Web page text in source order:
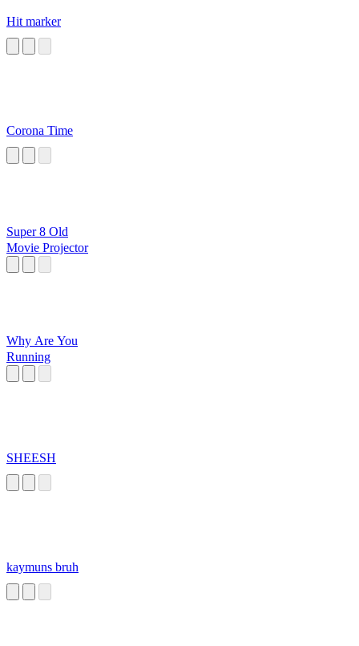
Hit marker
Corona Time
Super 8 Old
Movie Projector
Why Are You
Running
SHEESH
kaymuns bruh